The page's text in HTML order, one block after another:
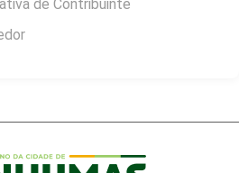
de Contribuinte